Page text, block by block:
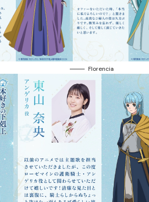
Florencia